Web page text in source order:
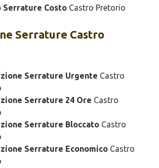
Serrature Costo Castro Pretorio
Serrature Castro
Serrature Urgente Castro
Serrature 24 Ore Castro
Serrature Bloccato Castro
Serrature Economico Castro